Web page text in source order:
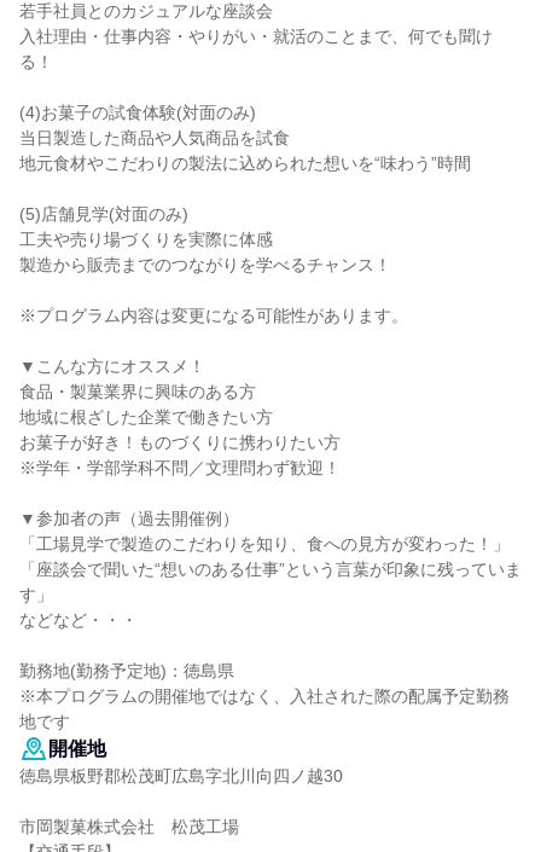
若手社員とのカジュアルな座談会
入社理由・仕事内容・やりがい・就活のことまで、何でも聞け
る！
(4)お菓子の試食体験(対面のみ)
当日製造した商品や人気商品を試食
地元食材やこだわりの製法に込められた想いを“味わう”時間
(5)店舗見学(対面のみ)
工夫や売り場づくりを実際に体感
製造から販売までのつながりを学べるチャンス！
※プログラム内容は変更になる可能性があります。
▼こんな方にオススメ！
食品・製菓業界に興味のある方
地域に根ざした企業で働きたい方
お菓子が好き！ものづくりに携わりたい方
※学年・学部学科不問／文理問わず歓迎！
▼参加者の声（過去開催例）
「工場見学で製造のこだわりを知り、食への見方が変わった！」
「座談会で聞いた“想いのある仕事”という言葉が印象に残っていま
す」
などなど・・・
勤務地(勤務予定地)：徳島県
※本プログラムの開催地ではなく、入社された際の配属予定勤務
地です
開催地
徳島県板野郡松茂町広島字北川向四ノ越30
市岡製菓株式会社 松茂工場